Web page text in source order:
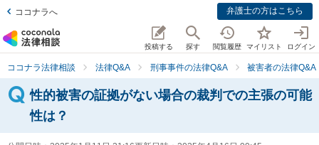
ココナラへ 弁護士の方はこちら
投稿する 探す 閲覧履歴 マイリスト ログイン
ココナラ法律相談 法律Q&A 刑事事件の法律Q&A 被害者の法律Q&A
性的被害の証拠がない場合の裁判での主張の可能
性は？